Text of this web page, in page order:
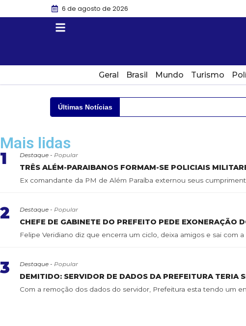
6 de agosto de 2026
Geral Brasil Mundo Turismo
Últimas Notícias
Mais lidas
1 Destaque - Popular
TRÊS ALÉM-PARAIBANOS FORMAM-SE POLICIAIS
Ex comandante da PM de Além Paraíba externou seus
2 Destaque - Popular
CHEFE DE GABINETE DO PREFEITO PEDE EXONERAÇÃO
Felipe Veridiano diz que encerra um ciclo, deixa amigos e sai com a
3 Destaque - Popular
DEMITIDO: SERVIDOR DE DADOS DA PREFEITURA TERIA
Com a remoção dos dados do servidor, Prefeitura esta tendo um